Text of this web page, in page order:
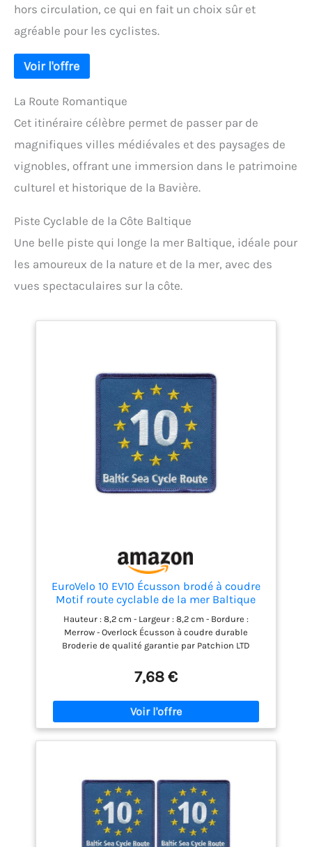
hors circulation, ce qui en fait un choix sûr et
agréable pour les cyclistes.
La Route Romantique
Cet itinéraire célèbre permet de passer par de
magnifiques villes médiévales et des paysages de
vignobles, offrant une immersion dans le patrimoine
culturel et historique de la Bavière.
Piste Cyclable de la Côte Baltique
Une belle piste qui longe la mer Baltique, idéale pour
les amoureux de la nature et de la mer, avec des
vues spectaculaires sur la côte.
EuroVelo 10 EV10 Écusson brodé à coudre
Motif route cyclable de la mer Baltique
Hauteur : 8,2 cm - Largeur : 8,2 cm - Bordure :
Merrow - Overlock Écusson à coudre durable
Broderie de qualité garantie par Patchion LTD
7,68 €